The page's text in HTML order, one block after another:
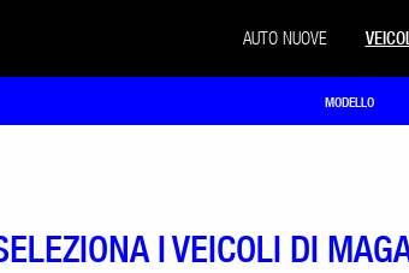
AUTO NUOVE
MODELLO
I VEICOLI DI